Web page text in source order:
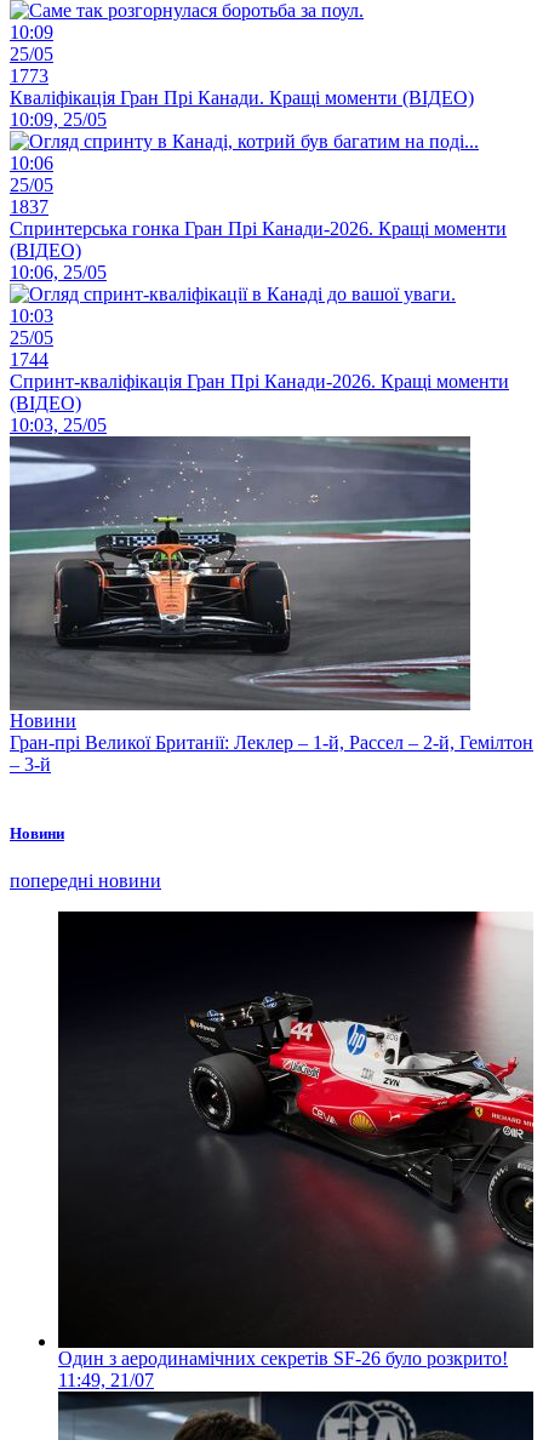
10:09
25/05
1773
Кваліфікація Гран Прі Канади. Кращі моменти (ВІДЕО)
10:09, 25/05
10:06
25/05
1837
Спринтерська гонка Гран Прі Канади-2026. Кращі моменти
(ВІДЕО)
10:06, 25/05
10:03
25/05
1744
Спринт-кваліфікація Гран Прі Канади-2026. Кращі моменти
(ВІДЕО)
10:03, 25/05
Новини
Гран-прі Великої Британії: Леклер – 1-й, Рассел – 2-й, Гемілтон
– 3-й
Новини
попередні новини
Один з аеродинамічних секретів SF-26 було розкрито!
11:49, 21/07